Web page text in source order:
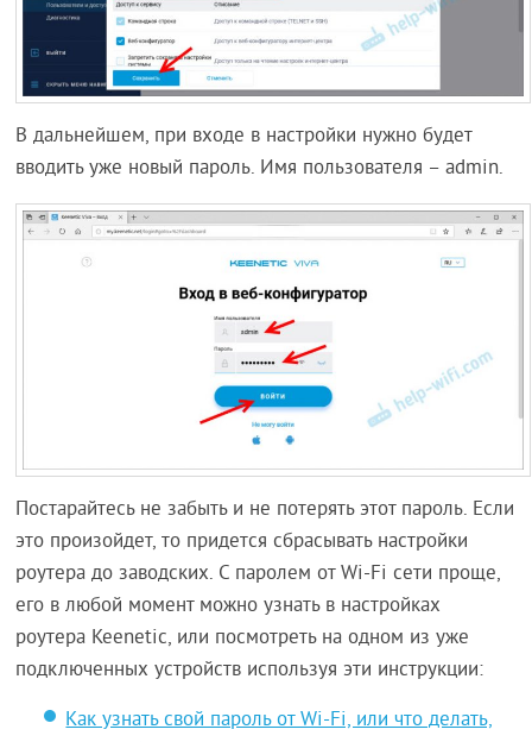
В дальнейшем, при входе в настройки нужно будет
вводить уже новый пароль. Имя пользователя – admin.
Постарайтесь не забыть и не потерять этот пароль. Если
это произойдет, то придется сбрасывать настройки
роутера до заводских. С паролем от Wi-Fi сети проще,
его в любой момент можно узнать в настройках
роутера Keenetic, или посмотреть на одном из уже
подключенных устройств используя эти инструкции:
Как узнать свой пароль от Wi-Fi, или что делать,